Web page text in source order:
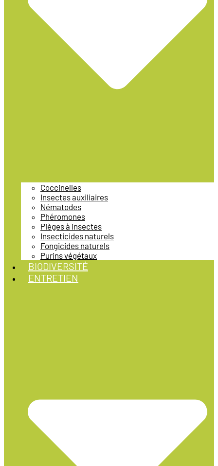
Coccinelles
Insectes auxiliaires
Nématodes
Phéromones
Pièges à insectes
Insecticides naturels
Fongicides naturels
Purins végétaux
BIODIVERSITÉ
ENTRETIEN